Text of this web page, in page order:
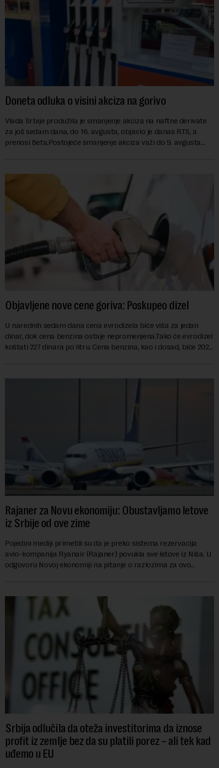
Doneta odluka o visini akciza na gorivo
Vlada Srbije produžila je smanjenje akciza na naftne derivate
za još sedam dana, do 16. avgusta, objavio je danas RTS, a
prenosi Beta.Postojeće smanjenje akciza važi do 9. avgusta
Objavljene nove cene goriva: Poskupeo dizel
U narednih sedam dana cena evrodizela biće viša za jedan
dinar, dok cena benzina ostaje nepromenjena.Tako će evrodizel
koštati 227 dinara po litru. Cena benzina, kao i dosad, biće 202
Rajaner za Novu ekonomiju: Obustavljamo letove
iz Srbije od ove zime
Pojedini mediji primetili su da je preko sistema rezervacija
avio-kompanija Ryanair (Rajaner) povukla sve letove iz Niša. U
odgovoru Novoj ekonomiji na pitanje o razlozima za ovo
Srbija odlučila da oteža investitorima da iznose
profit iz zemlje bez da su platili porez – ali tek kad
uđemo u EU